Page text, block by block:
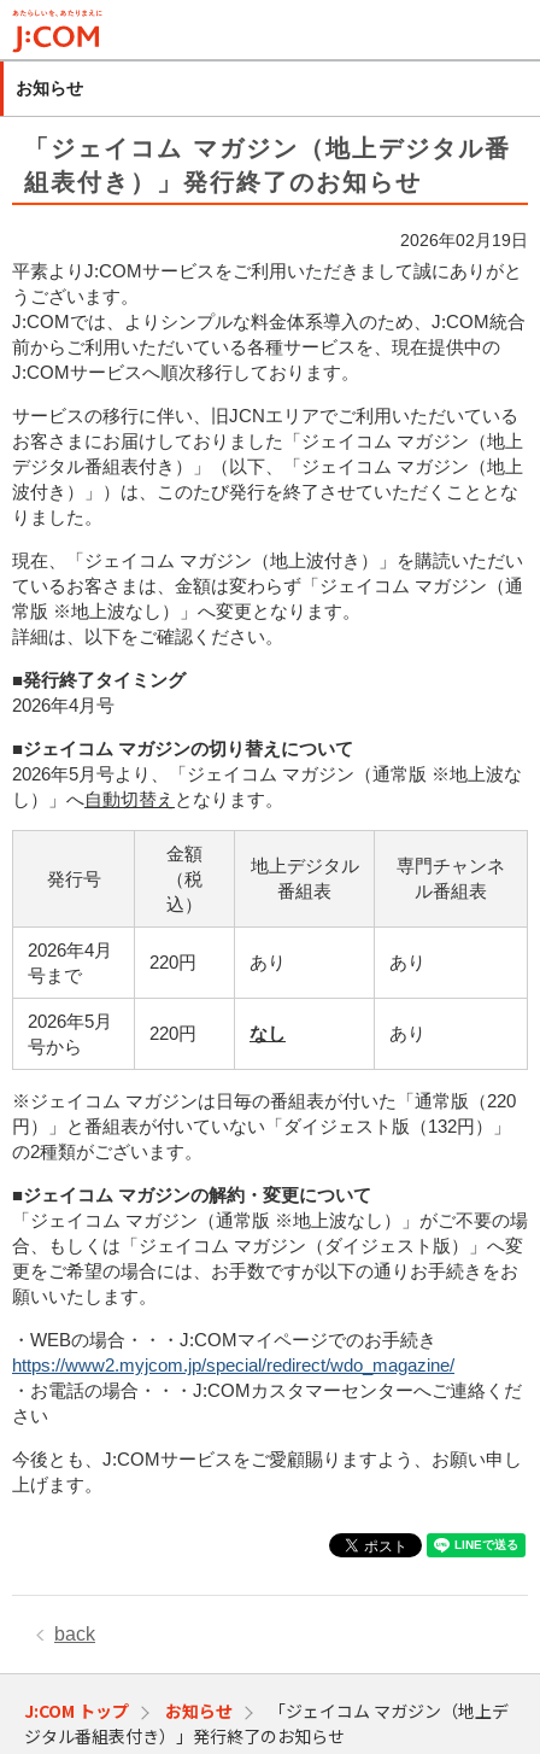
メ
イ
コ
移
動
お知らせ
「ジェイコム マガジン（地上デジタル番
組表付き）」発行終了のお知らせ
2026年02月19日
平素よりJ:COMサービスをご利用いただきまして誠にありがと
うございます。
J:COMでは、よりシンプルな料金体系導入のため、J:COM統合
前からご利用いただいている各種サービスを、現在提供中の
J:COMサービスへ順次移行しております。
サービスの移行に伴い、旧JCNエリアでご利用いただいている
お客さまにお届けしておりました「ジェイコム マガジン（地上
デジタル番組表付き）」（以下、「ジェイコム マガジン（地上
波付き）」）は、このたび発行を終了させていただくこととな
りました。
現在、「ジェイコム マガジン（地上波付き）」を購読いただい
ているお客さまは、金額は変わらず「ジェイコム マガジン（通
常版 ※地上波なし）」へ変更となります。
詳細は、以下をご確認ください。
■発行終了タイミング
2026年4月号
■ジェイコム マガジンの切り替えについて
2026年5月号より、「ジェイコム マガジン（通常版 ※地上波な
し）」へ自動切替え となります。
発行号
金額
（税
込）
地上デジタル
番組表
専門チャンネ
ル番組表
2026年4月
号まで
220円 あり あり
2026年5月
号から
220円 なし あり
※ジェイコム マガジンは日毎の番組表が付いた「通常版（220
円）」と番組表が付いていない「ダイジェスト版（132円）」
の2種類がございます。
■ジェイコム マガジンの解約・変更について
「ジェイコム マガジン（通常版 ※地上波なし）」がご不要の場
合、もしくは「ジェイコム マガジン（ダイジェスト版）」へ変
更をご希望の場合には、お手数ですが以下の通りお手続きをお
願いいたします。
・WEBの場合・・・J:COMマイページでのお手続き
https://www2.myjcom.jp/special/redirect/wdo_magazine/
・お電話の場合・・・J:COMカスタマーセンターへご連絡くだ
さい
今後とも、J:COMサービスをご愛顧賜りますよう、お願い申し
上げます。
back
J:COM トップ お知らせ
「ジェイコム マガジン（地上デ
ジタル番組表付き）」発行終了のお知らせ